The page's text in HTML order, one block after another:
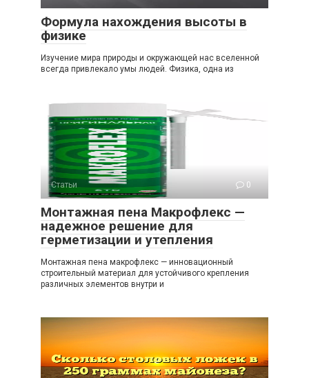
Формула нахождения высоты в
физике
Изучение мира природы и окружающей нас вселенной
всегда привлекало умы людей. Физика, одна из
Статьи 0
Монтажная пена Макрофлекс —
надежное решение для
герметизации и утепления
Монтажная пена макрофлекс — инновационный
строительный материал для устойчивого крепления
различных элементов внутри и